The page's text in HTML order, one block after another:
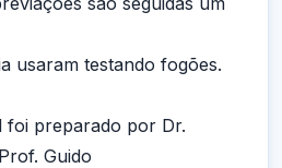
usaram testando fogões.
foi preparado por Dr.
Guido